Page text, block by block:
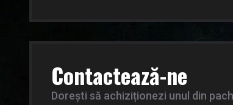
Contactează-ne
Dorești să achiziționezi unul din